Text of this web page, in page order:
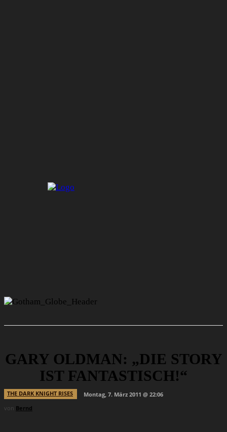
GARY OLDMAN: „DIE STORY
IST FANTASTISCH!“
THE DARK KNIGHT RISES
Montag, 7. März 2011 @ 22:06
von Bernd